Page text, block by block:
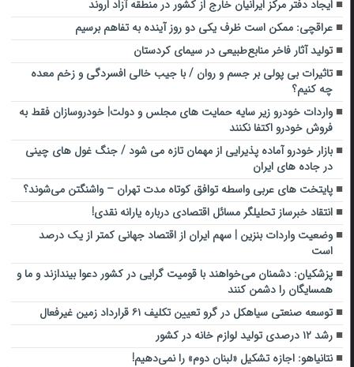
ایجاد دفتر مرکز ایرانیان خارج از کشور در منطقه آزاد اروند
عراقچی: ممکن است ظرف یکی دو روز آینده به تفاهم برسیم
تولید آثار فاخر منابع‌طبیعی در سیمای کردستان
تاثیرات بی پولی بر جسم و روان / با جیب خالی افسردگی و زخم معده
چه کنیم؟
واردات خودرو زیر سایه حمایت های مجلس و دولت| خودروسازان فقط به
فروش خودرو اکتفا نکنند
بازار خودرو آماده پذیرایی از مهمان تازه می شود / جنگ غول های چینی
در جاده های ایران
پایتخت های عربی واسطه توافق کوتاه مدت تهران – واشنگتن می‌شوند؟
انتقاد خبرساز تحلیلگر مسائل اقتصادی درباره یارانه نقدی!
وضعیت واردات بنزین | سهم ایران از اقتصاد جهانی کمتر از یک درصد
است
پزشکیان: دشمنان می‌خواهند با قومیت گرایی در کشور دعوا بیندازند و ما و
همسایگان را دشمن کنند
توسعه صنعتی سیاهکل در گرو تعیین تکلیف ۶۱ قرارداد زمین غیرفعال
رشد ۱۲ درصدی تولید لوازم خانه در کشور
نتانیاهو: اجازه تشکیل «لبنان دوم» را نمی‌دهیم!